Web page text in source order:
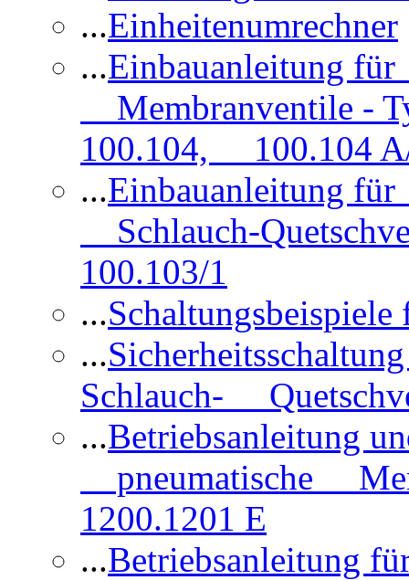
...Einheitenumrechner
...Einbauanleitung
Membranventile -
100.104, 100.104
...Einbauanleitung
Schlauch-
100.103/1
...
...
Schlauch-
...Betriebsanleitung
pneumatische
1200.1201 E
...Betriebsanleitung